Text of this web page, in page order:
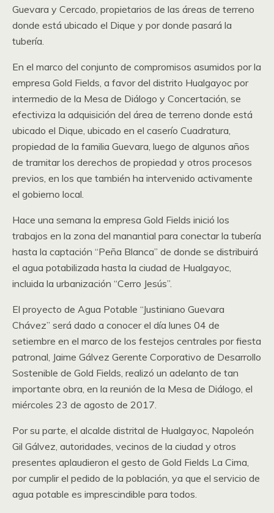
Guevara y Cercado, propietarios de las áreas de terreno
donde está ubicado el Dique y por donde pasará la
tubería.
En el marco del conjunto de compromisos asumidos por la
empresa Gold Fields, a favor del distrito Hualgayoc por
intermedio de la Mesa de Diálogo y Concertación, se
efectiviza la adquisición del área de terreno donde está
ubicado el Dique, ubicado en el caserío Cuadratura,
propiedad de la familia Guevara, luego de algunos años
de tramitar los derechos de propiedad y otros procesos
previos, en los que también ha intervenido activamente
el gobierno local.
Hace una semana la empresa Gold Fields inició los
trabajos en la zona del manantial para conectar la tubería
hasta la captación “Peña Blanca” de donde se distribuirá
el agua potabilizada hasta la ciudad de Hualgayoc,
incluida la urbanización “Cerro Jesús”.
El proyecto de Agua Potable “Justiniano Guevara
Chávez” será dado a conocer el día lunes 04 de
setiembre en el marco de los festejos centrales por fiesta
patronal, Jaime Gálvez Gerente Corporativo de Desarrollo
Sostenible de Gold Fields, realizó un adelanto de tan
importante obra, en la reunión de la Mesa de Diálogo, el
miércoles 23 de agosto de 2017.
Por su parte, el alcalde distrital de Hualgayoc, Napoleón
Gil Gálvez, autoridades, vecinos de la ciudad y otros
presentes aplaudieron el gesto de Gold Fields La Cima,
por cumplir el pedido de la población, ya que el servicio de
agua potable es imprescindible para todos.